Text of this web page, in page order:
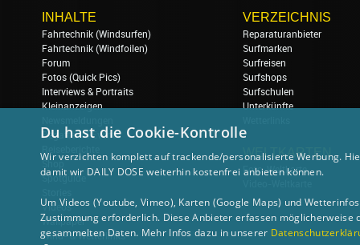
INHALTE
Fahrtechnik (Windsurfen)
Fahrtechnik (Windfoilen)
Forum
Fotos (Quick Pics)
Interviews & Portraits
Kleinanzeigen
Regatten & Events
Spotguide
Videos
Wallpaper
Wind- & Wetterlinks
VERZEICHNIS
Reparaturanbieter
Surfmarken
Surfreisen
Surfshops
Surfschulen
Unterkünfte
WELTKARTEN
Foto-Weltkarte
Du hast die Cookie-Kontrolle
Wir verzichten komplett auf trackende/personalisierte Werbung.
damit wir DAILY DOSE weiterhin kostenfrei anbieten können.
Um Videos (Youtube, Vimeo), Karten (Google Maps) und
Zustimmung erforderlich. Diese Anbieter erfassen
gesammelten Daten. Mehr Infos dazu in unserer